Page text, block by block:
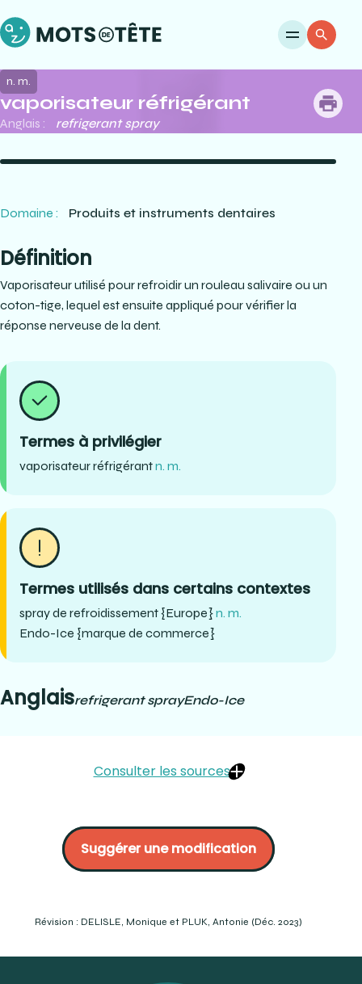
vaporisateur réfrigérant
n. m.
Anglais : refrigerant spray
Domaine : Produits et instruments dentaires
Définition
Vaporisateur utilisé pour refroidir un rouleau salivaire ou un
coton-tige, lequel est ensuite appliqué pour vérifier la
réponse nerveuse de la dent.
Termes à privilégier
vaporisateur réfrigérantn. m.
Termes utilisés dans certains contextes
spray de refroidissement {Europe}n. m.
Endo-Ice {marque de commerce}
Anglaisrefrigerant sprayEndo-Ice
Consulter les sources
https://www.promodentaire.com/divers/radiologie-et-
anesthesie/anesthesie/sprays-de-
refroidissement.html
JONES, V., RIVERA, E., & WALTON, R. (2002). Comparison of
Pulpal Responsiveness. Journal of Endodontics, 28(7),
Suggérer une modification
Révision : DELISLE, Monique et PLUK, Antonie (Déc. 2023)